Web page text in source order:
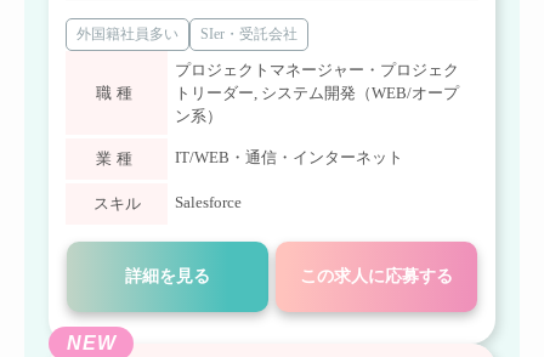
外国籍社員多い SIer・受託会社
職種
プロジェクトマネージャー・プロジェク
トリーダー, システム開発（WEB/オープ
ン系）
業種 IT/WEB・通信・インターネット
スキル Salesforce
詳細を見る この求人に応募する
NEW